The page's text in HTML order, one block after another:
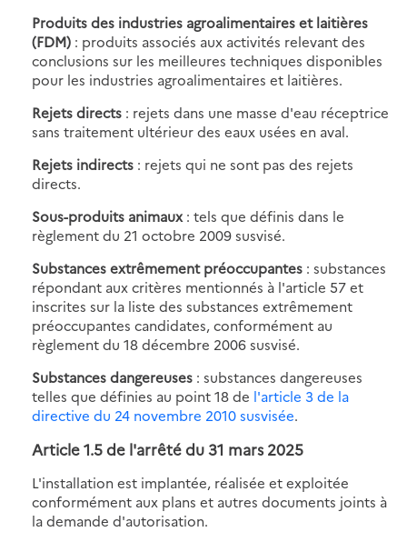
Produits des industries agroalimentaires et laitières
(FDM) : produits associés aux activités relevant des
conclusions sur les meilleures techniques disponibles
pour les industries agroalimentaires et laitières.
Rejets directs : rejets dans une masse d'eau réceptrice
sans traitement ultérieur des eaux usées en aval.
Rejets indirects : rejets qui ne sont pas des rejets
directs.
Sous-produits animaux : tels que définis dans le
règlement du 21 octobre 2009 susvisé.
Substances extrêmement préoccupantes : substances
répondant aux critères mentionnés à l'article 57 et
inscrites sur la liste des substances extrêmement
préoccupantes candidates, conformément au
règlement du 18 décembre 2006 susvisé.
Substances dangereuses : substances dangereuses
telles que définies au point 18 de l'article 3 de la
directive du 24 novembre 2010 susvisée.
Article 1.5 de l'arrêté du 31 mars 2025
L'installation est implantée, réalisée et exploitée
conformément aux plans et autres documents joints à
la demande d'autorisation.